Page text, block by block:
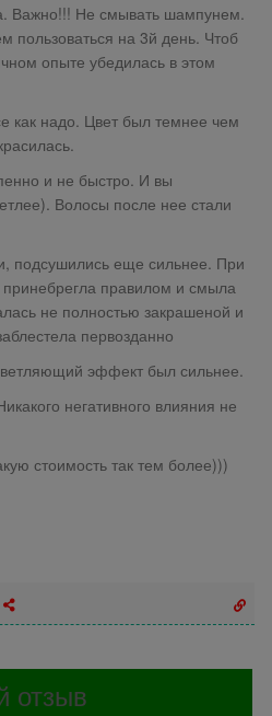
Важно!!! Не смывать шампунем.
пользоваться на 3й день. Чтоб
опыте убедилась в этом
как надо. Цвет был темнее чем
и не быстро. И вы
Волосы после нее стали
подсушились еще сильнее. При
правилом и смыла
не полностью закрашеной и
первозданно
эффект был сильнее.
негативного влияния не
стоимость так тем более)))
отзыв